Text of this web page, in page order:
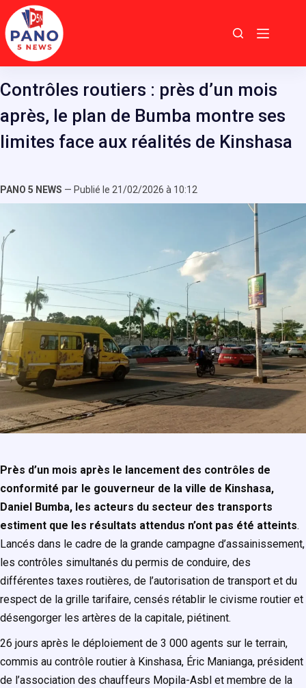
Passer
au
contenu
Contrôles routiers : près d’un mois
après, le plan de Bumba montre ses
limites face aux réalités de Kinshasa
PANO 5 NEWS — Publié le 21/02/2026 à 10:12
Près d’un mois après le lancement des contrôles de
conformité par le gouverneur de la ville de Kinshasa,
Daniel Bumba, les acteurs du secteur des transports
estiment que les résultats attendus n’ont pas été atteints.
Lancés dans le cadre de la grande campagne d’assainissement,
les contrôles simultanés du permis de conduire, des
différentes taxes routières, de l’autorisation de transport et du
respect de la grille tarifaire, censés rétablir le civisme routier et
désengorger les artères de la capitale, piétinent.
26 jours après le déploiement de 3 000 agents sur le terrain,
commis au contrôle routier à Kinshasa, Éric Manianga, président
de l’association des chauffeurs Mopila-Asbl et membre de la